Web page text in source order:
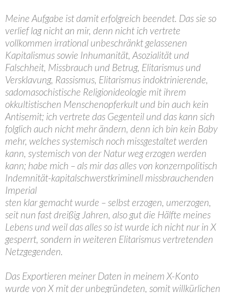
Meine Aufgabe ist damit erfolgreich beendet. Das sie so
verlief lag nicht an mir, denn nicht ich vertrete
vollkommen irrational unbeschränkt gelassenen
Kapitalismus sowie Inhumanität, Asozialität und
Falschheit, Missbrauch und Betrug, Elitarismus und
Versklavung, Rassismus, Elitarismus indoktrinierende,
sadomasochistische Religionideologie mit ihrem
okkultistischen Menschenopferkult und bin auch kein
Antisemit; ich vertrete das Gegenteil und das kann sich
folglich auch nicht mehr ändern, denn ich bin kein Baby
mehr, welches systemisch noch missgestaltet werden
kann, systemisch von der Natur weg erzogen werden
kann; habe mich – als mir das alles von konzernpolitisch
Indemnität-kapitalschwerstkriminell missbrauchenden
Imperial
sten klar gemacht wurde – selbst erzogen, umerzogen,
seit nun fast dreißig Jahren, also gut die Hälfte meines
Lebens und weil das alles so ist wurde ich nicht nur in X
gesperrt, sondern in weiteren Elitarismus vertretenden
Netzgegenden.
Das Exportieren meiner Daten in meinem X-Konto
wurde von X mit der unbegründeten, somit willkürlichen